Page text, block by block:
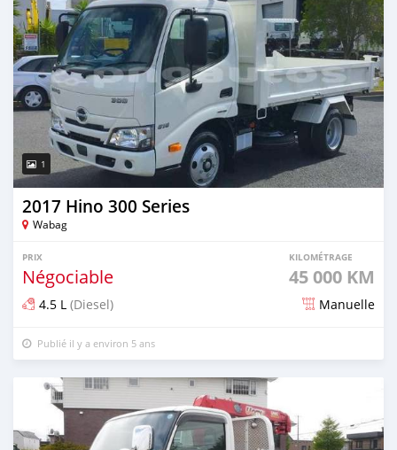
1
2017 Hino 300 Series
Wabag
PRIX
Négociable
KILOMÉTRAGE
45 000 KM
4.5 L (Diesel) Manuelle
Publié il y a environ 5 ans